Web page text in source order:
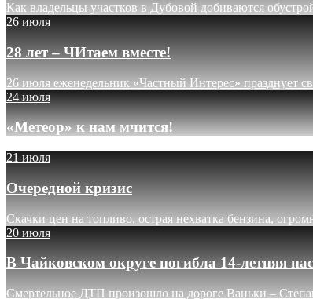
Как владельцы участков в Дубовой добиваются
26 июля
28 лет – ЧИтаем вместе!
26 июля еженедельник «Частный Интерес» празднует
24 июля
«Метеор» к нам мчится!
21 июля
Очередной кризис
Скачки цен на топливо, острая нехватка бензина,
20 июля
В Чайковском округе погибла 14-летняя
Смертельное ДТП произошло на дороге Ваньки –